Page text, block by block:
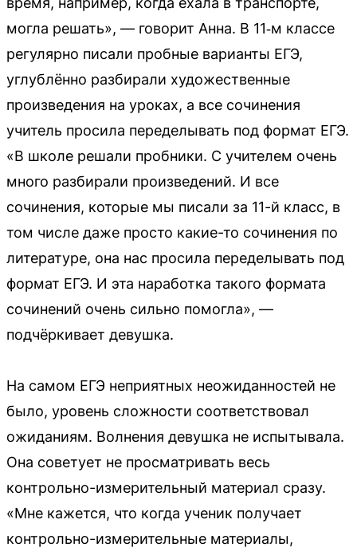
могла решать», — говорит Анна. В 11‑м классе
регулярно писали пробные варианты ЕГЭ,
углублённо разбирали художественные
произведения на уроках, а все сочинения
учитель просила переделывать под формат ЕГЭ.
«В школе решали пробники. С учителем очень
много разбирали произведений. И все
сочинения, которые мы писали за 11-й класс, в
том числе даже просто какие-то сочинения по
литературе, она нас просила переделывать под
формат ЕГЭ. И эта наработка такого формата
сочинений очень сильно помогла», —
подчёркивает девушка.
На самом ЕГЭ неприятных неожиданностей не
было, уровень сложности соответствовал
ожиданиям. Волнения девушка не испытывала.
Она советует не просматривать весь
контрольно-измерительный материал сразу.
«Мне кажется, что когда ученик получает
контрольно-измерительные материалы,